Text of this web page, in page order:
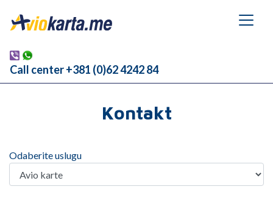
Call center +381 (0)62 4242 84
Kontakt
Odaberite uslugu